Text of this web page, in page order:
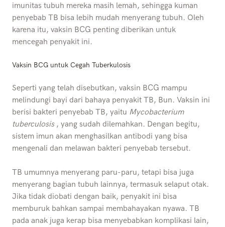
imunitas tubuh mereka masih lemah, sehingga kuman
penyebab TB bisa lebih mudah menyerang tubuh. Oleh
karena itu, vaksin BCG penting diberikan untuk
mencegah penyakit ini.
Vaksin BCG untuk Cegah Tuberkulosis
Seperti yang telah disebutkan, vaksin BCG mampu
melindungi bayi dari bahaya penyakit TB, Bun. Vaksin ini
berisi bakteri penyebab TB, yaitu Mycobacterium
tuberculosis , yang sudah dilemahkan. Dengan begitu,
sistem imun akan menghasilkan antibodi yang bisa
mengenali dan melawan bakteri penyebab tersebut.
TB umumnya menyerang paru-paru, tetapi bisa juga
menyerang bagian tubuh lainnya, termasuk selaput otak.
Jika tidak diobati dengan baik, penyakit ini bisa
memburuk bahkan sampai membahayakan nyawa. TB
pada anak juga kerap bisa menyebabkan komplikasi lain,